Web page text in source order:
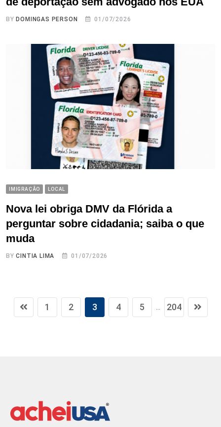
BY DOMINGAS PERSON 01/07/2026
IMIGRAÇÃO LOCAL
Nova lei obriga DMV da Flórida a
perguntar sobre cidadania; saiba o que
muda
BYCINTIA LIMA 01/07/2026
1 2 3 4 5 ... 204